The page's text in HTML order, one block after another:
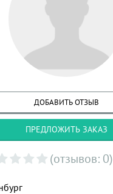
ДОБАВИТЬ ОТЗЫВ
ПРЕДЛОЖИТЬ ЗАКАЗ
(отзывов: 0)